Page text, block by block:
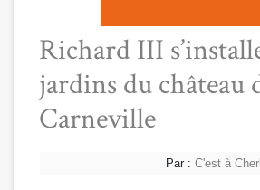
Richard III
jardins du château
Carneville
Par :C'est à